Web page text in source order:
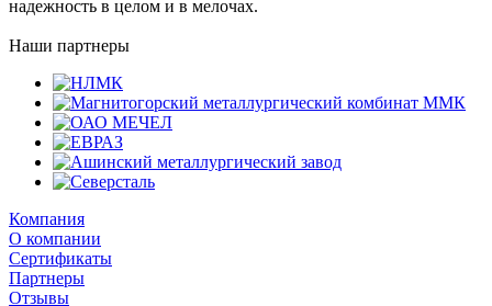
надежность в целом и в мелочах.
Наши партнеры
Компания
О компании
Сертификаты
Партнеры
Отзывы